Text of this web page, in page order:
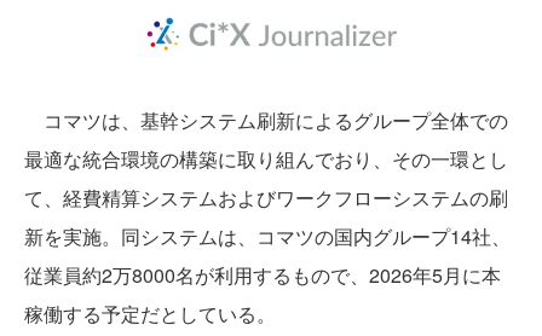
コマツは、基幹システム刷新によるグループ全体での
最適な統合環境の構築に取り組んでおり、その一環とし
て、経費精算システムおよびワークフローシステムの刷
新を実施。同システムは、コマツの国内グループ14社、
従業員約2万8000名が利用するもので、2026年5月に本
稼働する予定だとしている。